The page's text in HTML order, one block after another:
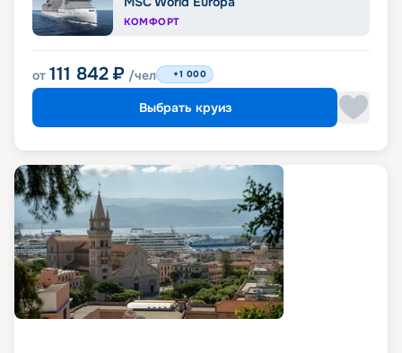
КОМФОРТ
от 111 842 ₽ /чел +1 000
Выбрать круиз